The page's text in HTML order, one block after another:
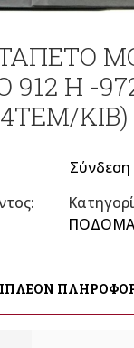
912 H -
ΚΙΒ)
Σύνδεση